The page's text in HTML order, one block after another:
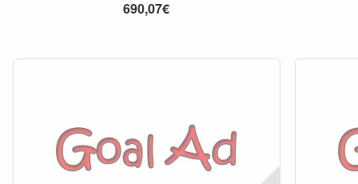
690,07€